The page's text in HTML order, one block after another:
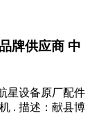
牌供应商 中
星设备原厂配件
. 描述：献县博